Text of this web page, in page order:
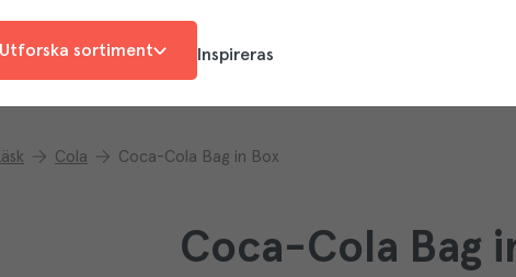
Utforska sortiment Inspireras
Cola Coca-Cola Bag in Box
Coca-Cola Bag